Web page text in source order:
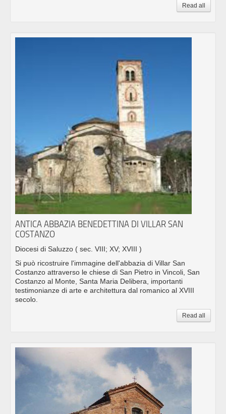
Read all
ANTICA ABBAZIA BENEDETTINA DI VILLAR SAN
COSTANZO
Diocesi di Saluzzo ( sec. VIII; XV; XVIII )
Si può ricostruire l'immagine dell'abbazia di Villar San
Costanzo attraverso le chiese di San Pietro in Vincoli, San
Costanzo al Monte, Santa Maria Delibera, importanti
testimonianze di arte e architettura dal romanico al XVIII
secolo.
Read all